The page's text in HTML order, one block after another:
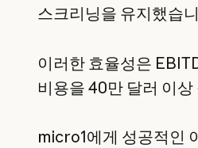
스크리닝을 유지했습
이러한 효율성은
비용을 40만 달러 이
micro1에게 성공적인